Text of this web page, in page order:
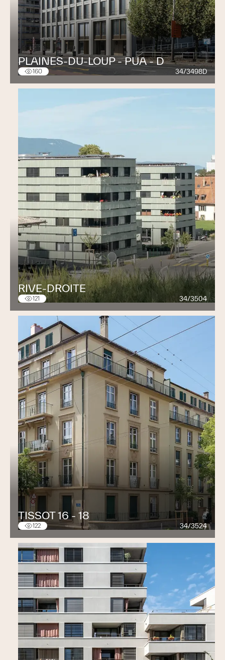
PLAINES-DU-LOUP - PUA - D
160 34/3498D
RIVE-DROITE
121 34/3504
TISSOT 16 - 18
122 34/3524